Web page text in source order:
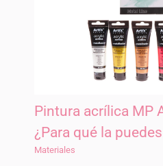
Pintura acrílica MP
¿Para qué la
Materiales